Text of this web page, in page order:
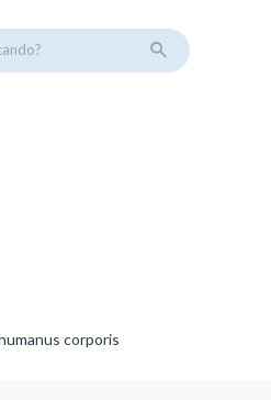
corporis